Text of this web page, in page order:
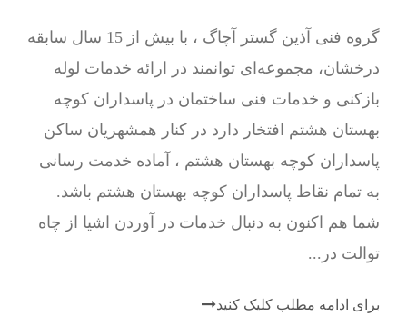
گروه فنی آذین گستر آچاگ ، با بیش از 15 سال سابقه
درخشان، مجموعه‌ای توانمند در ارائه خدمات لوله
بازکنی و خدمات فنی ساختمان در پاسداران کوچه
بهستان هشتم افتخار دارد در کنار همشهریان ساکن
پاسداران کوچه بهستان هشتم ، آماده خدمت رسانی
به تمام نقاط پاسداران کوچه بهستان هشتم باشد.
شما هم اکنون به دنبال خدمات در آوردن اشیا از چاه
توالت در...
برای ادامه مطلب کلیک کنید